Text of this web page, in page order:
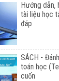
Hướng
tài liệu học
đáp
SÁCH -
toán học
cuốn